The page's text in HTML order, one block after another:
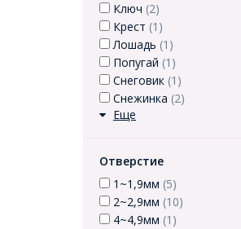
Ключ (2)
Крест (1)
Лошадь (1)
Попугай (1)
Снеговик (1)
Снежинка (2)
Еще
Отверстие
1~1,9мм (5)
2~2,9мм (10)
4~4,9мм (1)